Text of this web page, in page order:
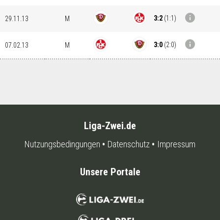
29.11.13 M 3:2 (1:1 ) info
07.02.13 M 3:0 (2:0) info
Liga-Zwei.de
Nutzungsbedingungen Datenschutz Impressum
Unsere Portale